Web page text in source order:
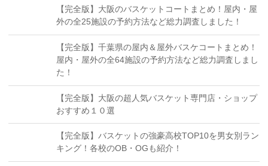
【完全版】大阪のバスケットコートまとめ！屋内・屋
外の全25施設の予約方法など総力調査しました！
【完全版】千葉県の屋内＆屋外バスケコートまとめ！
屋内・屋外の全64施設の予約方法など総力調査しまし
た！
【完全版】大阪の超人気バスケット専門店・ショップ
おすすめ１０選
【完全版】バスケットの強豪高校TOP10を男女別ラン
キング！各校のOB・OGも紹介！